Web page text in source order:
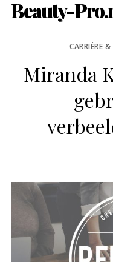
Beauty-
CARRIÈRE
Miranda